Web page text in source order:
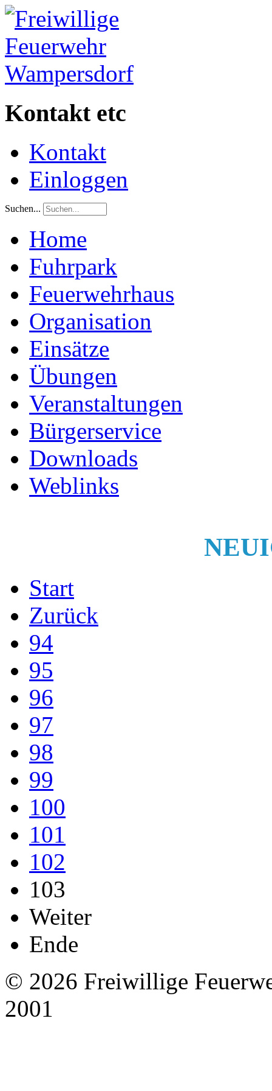
Kontakt etc
Kontakt
Einloggen
Suchen...
Home
Fuhrpark
Feuerwehrhaus
Organisation
Einsätze
Übungen
Veranstaltungen
Bürgerservice
Downloads
Weblinks
Start
Zurück
94
95
96
97
98
99
100
101
102
103
Weiter
Ende
© 2026 Freiwillige
2001